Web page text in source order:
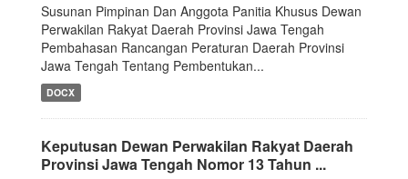
Susunan Pimpinan Dan Anggota Panitia Khusus Dewan
Perwakilan Rakyat Daerah Provinsi Jawa Tengah
Pembahasan Rancangan Peraturan Daerah Provinsi
Jawa Tengah Tentang Pembentukan...
DOCX
Keputusan Dewan Perwakilan Rakyat Daerah
Provinsi Jawa Tengah Nomor 13 Tahun ...